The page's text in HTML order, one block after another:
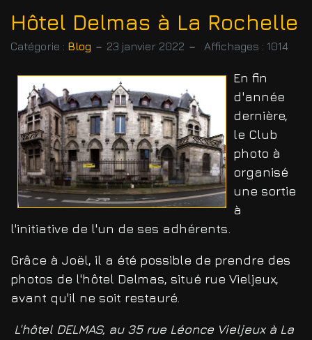
Hôtel Delmas à La Rochelle
Catégorie : Blog 23 janvier 2022 Affichages : 1014
En fin
d'année
dernière,
le Club
photo à
organisé
une sortie
à
l'initiative de l'un de ses adhérents.
Grâce à Joël, il a été possible de prendre des
photos de l'hôtel Delmas, situé rue Vieljeux,
avant qu'il ne soit restauré.
L'hôtel DELMAS, au 35 rue Léonce Vieljeux à La